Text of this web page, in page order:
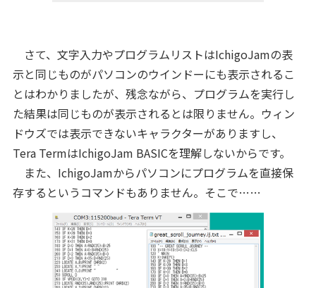
さて、文字入力やプログラムリストはIchigoJamの表
示と同じものがパソコンのウインドーにも表示されるこ
とはわかりましたが、残念ながら、プログラムを実行し
た結果は同じものが表示されるとは限りません。ウィン
ドウズでは表示できないキャラクターがありますし、
Tera TermはIchigoJam BASICを理解しないからです。
また、IchigoJamからパソコンにプログラムを直接保
存するというコマンドもありません。そこで……